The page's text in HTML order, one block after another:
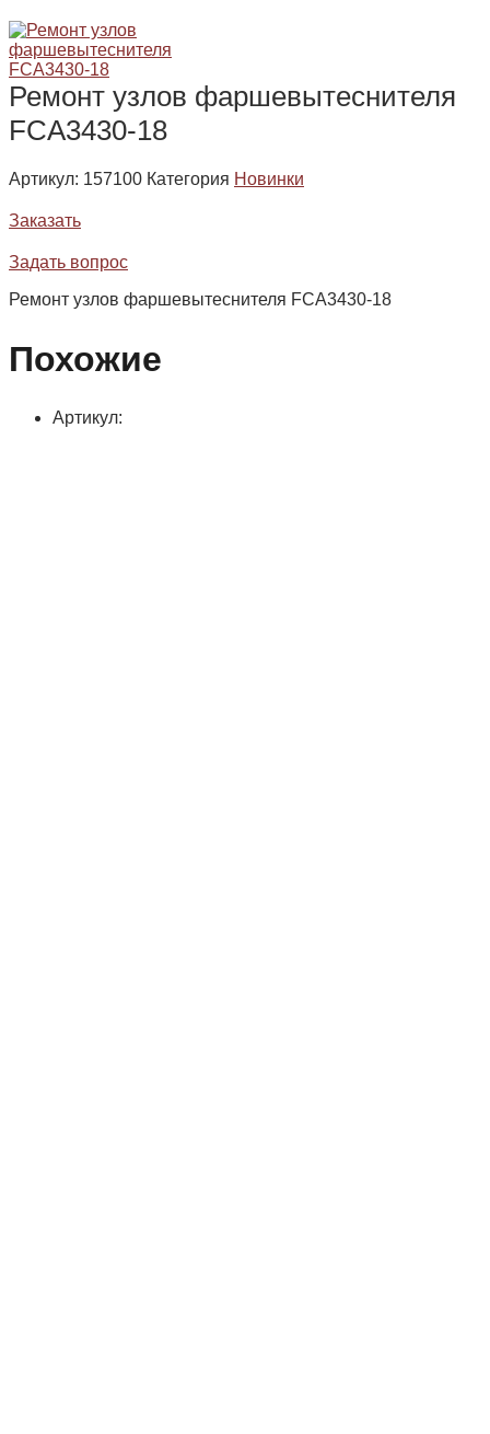
Ремонт узлов фаршевытеснителя
FCA3430-18
Артикул: 157100 Категория Новинки
Заказать
Задать вопрос
Ремонт узлов фаршевытеснителя FCA3430-18
Похожие
Артикул: